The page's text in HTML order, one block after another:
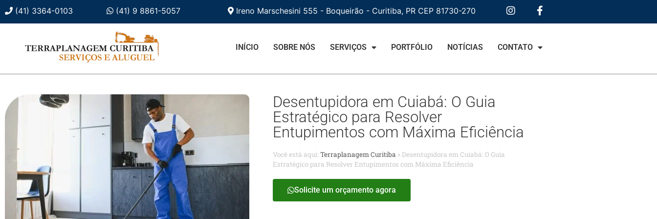
(41) 3364-0103 (41) 9 8861-5057 Ireno Marschesini 555 - Boqueirão - Curitiba, PR CEP 81730-270
INÍCIO SOBRE NÓS SERVIÇOS PORTFÓLIO NOTÍCIAS CONTATO
Desentupidora em Cuiabá: O Guia
Estratégico para Resolver
Entupimentos com Máxima Eficiência
Você está aqui: Terraplanagem Curitiba » Desentupidora em Cuiabá: O Guia
Estratégico para Resolver Entupimentos com Máxima Eficiência
Solicite um orçamento agora